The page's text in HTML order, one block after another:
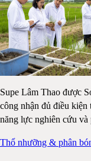
Supe Lâm Thao được
công nhận đủ điều
năng lực nghiên cứu và
Thổ nhưỡng & phân